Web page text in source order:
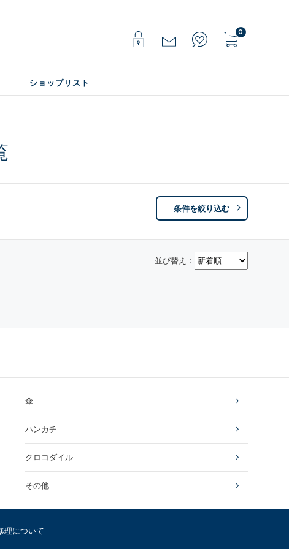
0
ショップリスト
条件を絞り込む
並び替え：
傘
ハンカチ
クロコダイル
その他
理について